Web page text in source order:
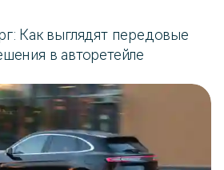
Как выглядят передовые
в авторетейле